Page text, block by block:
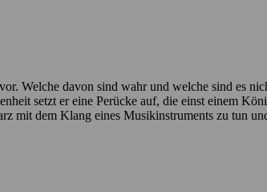
Welche davon sind wahr und welche sind es
setzt er eine Perücke auf, die einst einem
mit dem Klang eines Musikinstruments zu tun